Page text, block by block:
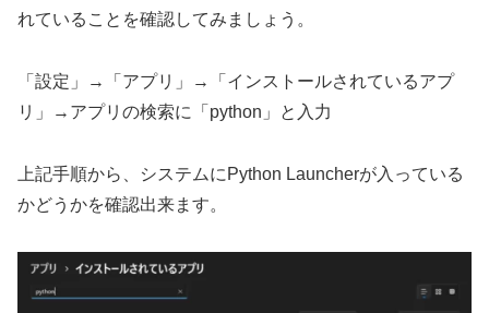
れていることを確認してみましょう。
「設定」→「アプリ」→「インストールされているアプ
リ」→アプリの検索に「python」と入力
上記手順から、システムにPython Launcherが入っている
かどうかを確認出来ます。